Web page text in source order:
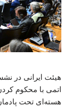
هیئت ایرانی در
اتمی با محکوم
هسته‌ای تحت